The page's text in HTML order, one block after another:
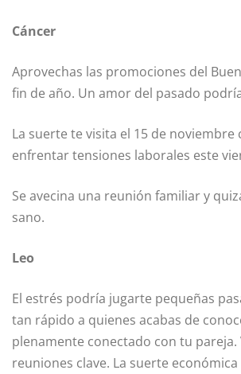
Cáncer
Aprovechas las promociones del
fin de año. Un amor del pasado
La suerte te visita el 15 de
enfrentar tensiones laborales este
Se avecina una reunión familiar y
sano.
Leo
El estrés podría jugarte pequeñas
tan rápido a quienes acabas de
plenamente conectado con tu
reuniones clave. La suerte